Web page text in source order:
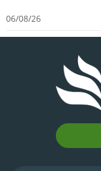
06/08/26